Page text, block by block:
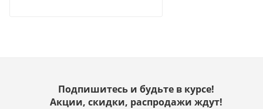
Подпишитесь и будьте в курсе!
Акции, скидки, распродажи ждут!